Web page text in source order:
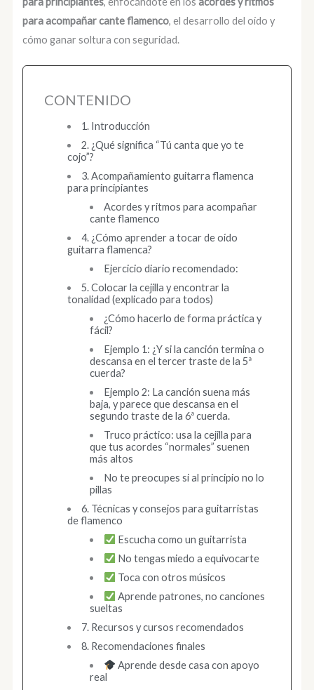
para acompañar cante flamenco, el desarrollo del oído y
cómo ganar soltura con seguridad.
CONTENIDO
1. Introducción
2. ¿Qué significa “Tú canta que yo te
cojo”?
3. Acompañamiento guitarra flamenca
para principiantes
Acordes y ritmos para acompañar
cante flamenco
4. ¿Cómo aprender a tocar de oído
guitarra flamenca?
Ejercicio diario recomendado:
5. Colocar la cejilla y encontrar la
tonalidad (explicado para todos)
¿Cómo hacerlo de forma práctica y
fácil?
Ejemplo 1: ¿Y si la canción termina o
descansa en el tercer traste de la 5ª
cuerda?
Ejemplo 2: La canción suena más
baja, y parece que descansa en el
segundo traste de la 6ª cuerda.
Truco práctico: usa la cejilla para
que tus acordes “normales” suenen
más altos
No te preocupes si al principio no lo
pillas
6. Técnicas y consejos para guitarristas
de flamenco
Escucha como un guitarrista
No tengas miedo a equivocarte
Toca con otros músicos
Aprende patrones, no canciones
sueltas
7. Recursos y cursos recomendados
8. Recomendaciones finales
Aprende desde casa con apoyo
real